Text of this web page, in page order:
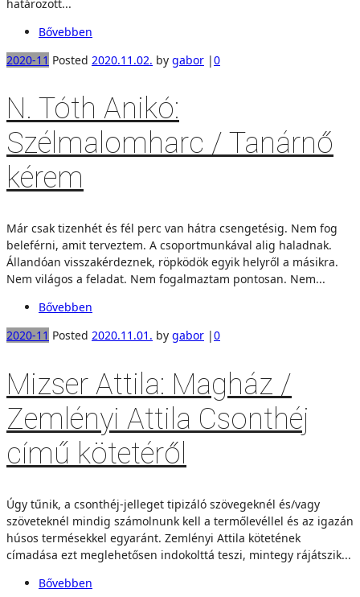
határozott...
Bővebben
2020-11 Posted 2020.11.02. by gabor |0
N. Tóth Anikó:
Szélmalomharc / Tanárnő
kérem
Már csak tizenhét és fél perc van hátra csengetésig. Nem fog
beleférni, amit terveztem. A csoportmunkával alig haladnak.
Állandóan visszakérdeznek, röpködök egyik helyről a másikra.
Nem világos a feladat. Nem fogalmaztam pontosan. Nem...
Bővebben
2020-11 Posted 2020.11.01. by gabor |0
Mizser Attila: Magház /
Zemlényi Attila Csonthéj
című kötetéről
Úgy tűnik, a csonthéj-jelleget tipizáló szövegeknél és/vagy
szöveteknél mindig számolnunk kell a termőlevéllel és az igazán
húsos termésekkel egyaránt. Zemlényi Attila kötetének
címadása ezt meglehetősen indokolttá teszi, mintegy rájátszik...
Bővebben